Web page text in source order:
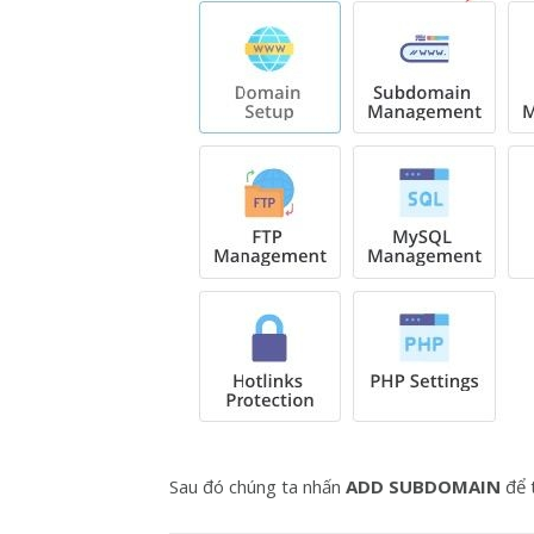
Sau đó chúng ta nhấn ADD SUBDOMAIN để